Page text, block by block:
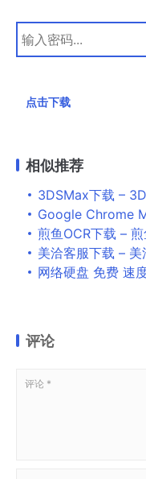
点击下载
相似推荐
3DSMax下载 – 3DSMax
Google Chrome Mac版下载 谷歌
煎鱼OCR下载 –
美洽客服下载 – 美
网络硬盘 免费 速
评论